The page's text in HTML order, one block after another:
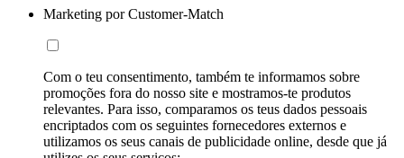
Marketing por Customer-Match
Com o teu consentimento, também te informamos sobre
promoções fora do nosso site e mostramos-te produtos
relevantes. Para isso, comparamos os teus dados pessoais
encriptados com os seguintes fornecedores externos e
utilizamos os seus canais de publicidade online, desde que já